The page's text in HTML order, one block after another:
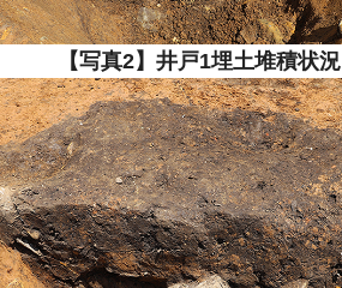
【写真2】井戸1埋土堆積状況